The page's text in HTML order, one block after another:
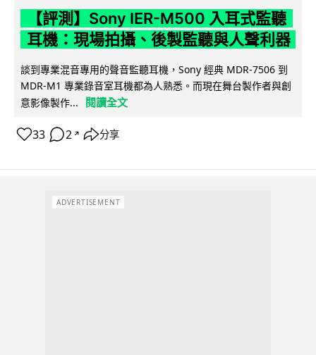
【評測】Sony IER-M500 入耳式監聽
耳機：現場拍攝、後製監聽與人聲利器
談到專業混音專用的聲音監聽耳機，Sony 經典 MDR-7506 到
MDR-M1 專業錄音室耳機都為人熟悉。而現在舞台製作者與創
意影像製作...
閱讀全文
33 2 ↗ 分享
ADVERTISEMENT